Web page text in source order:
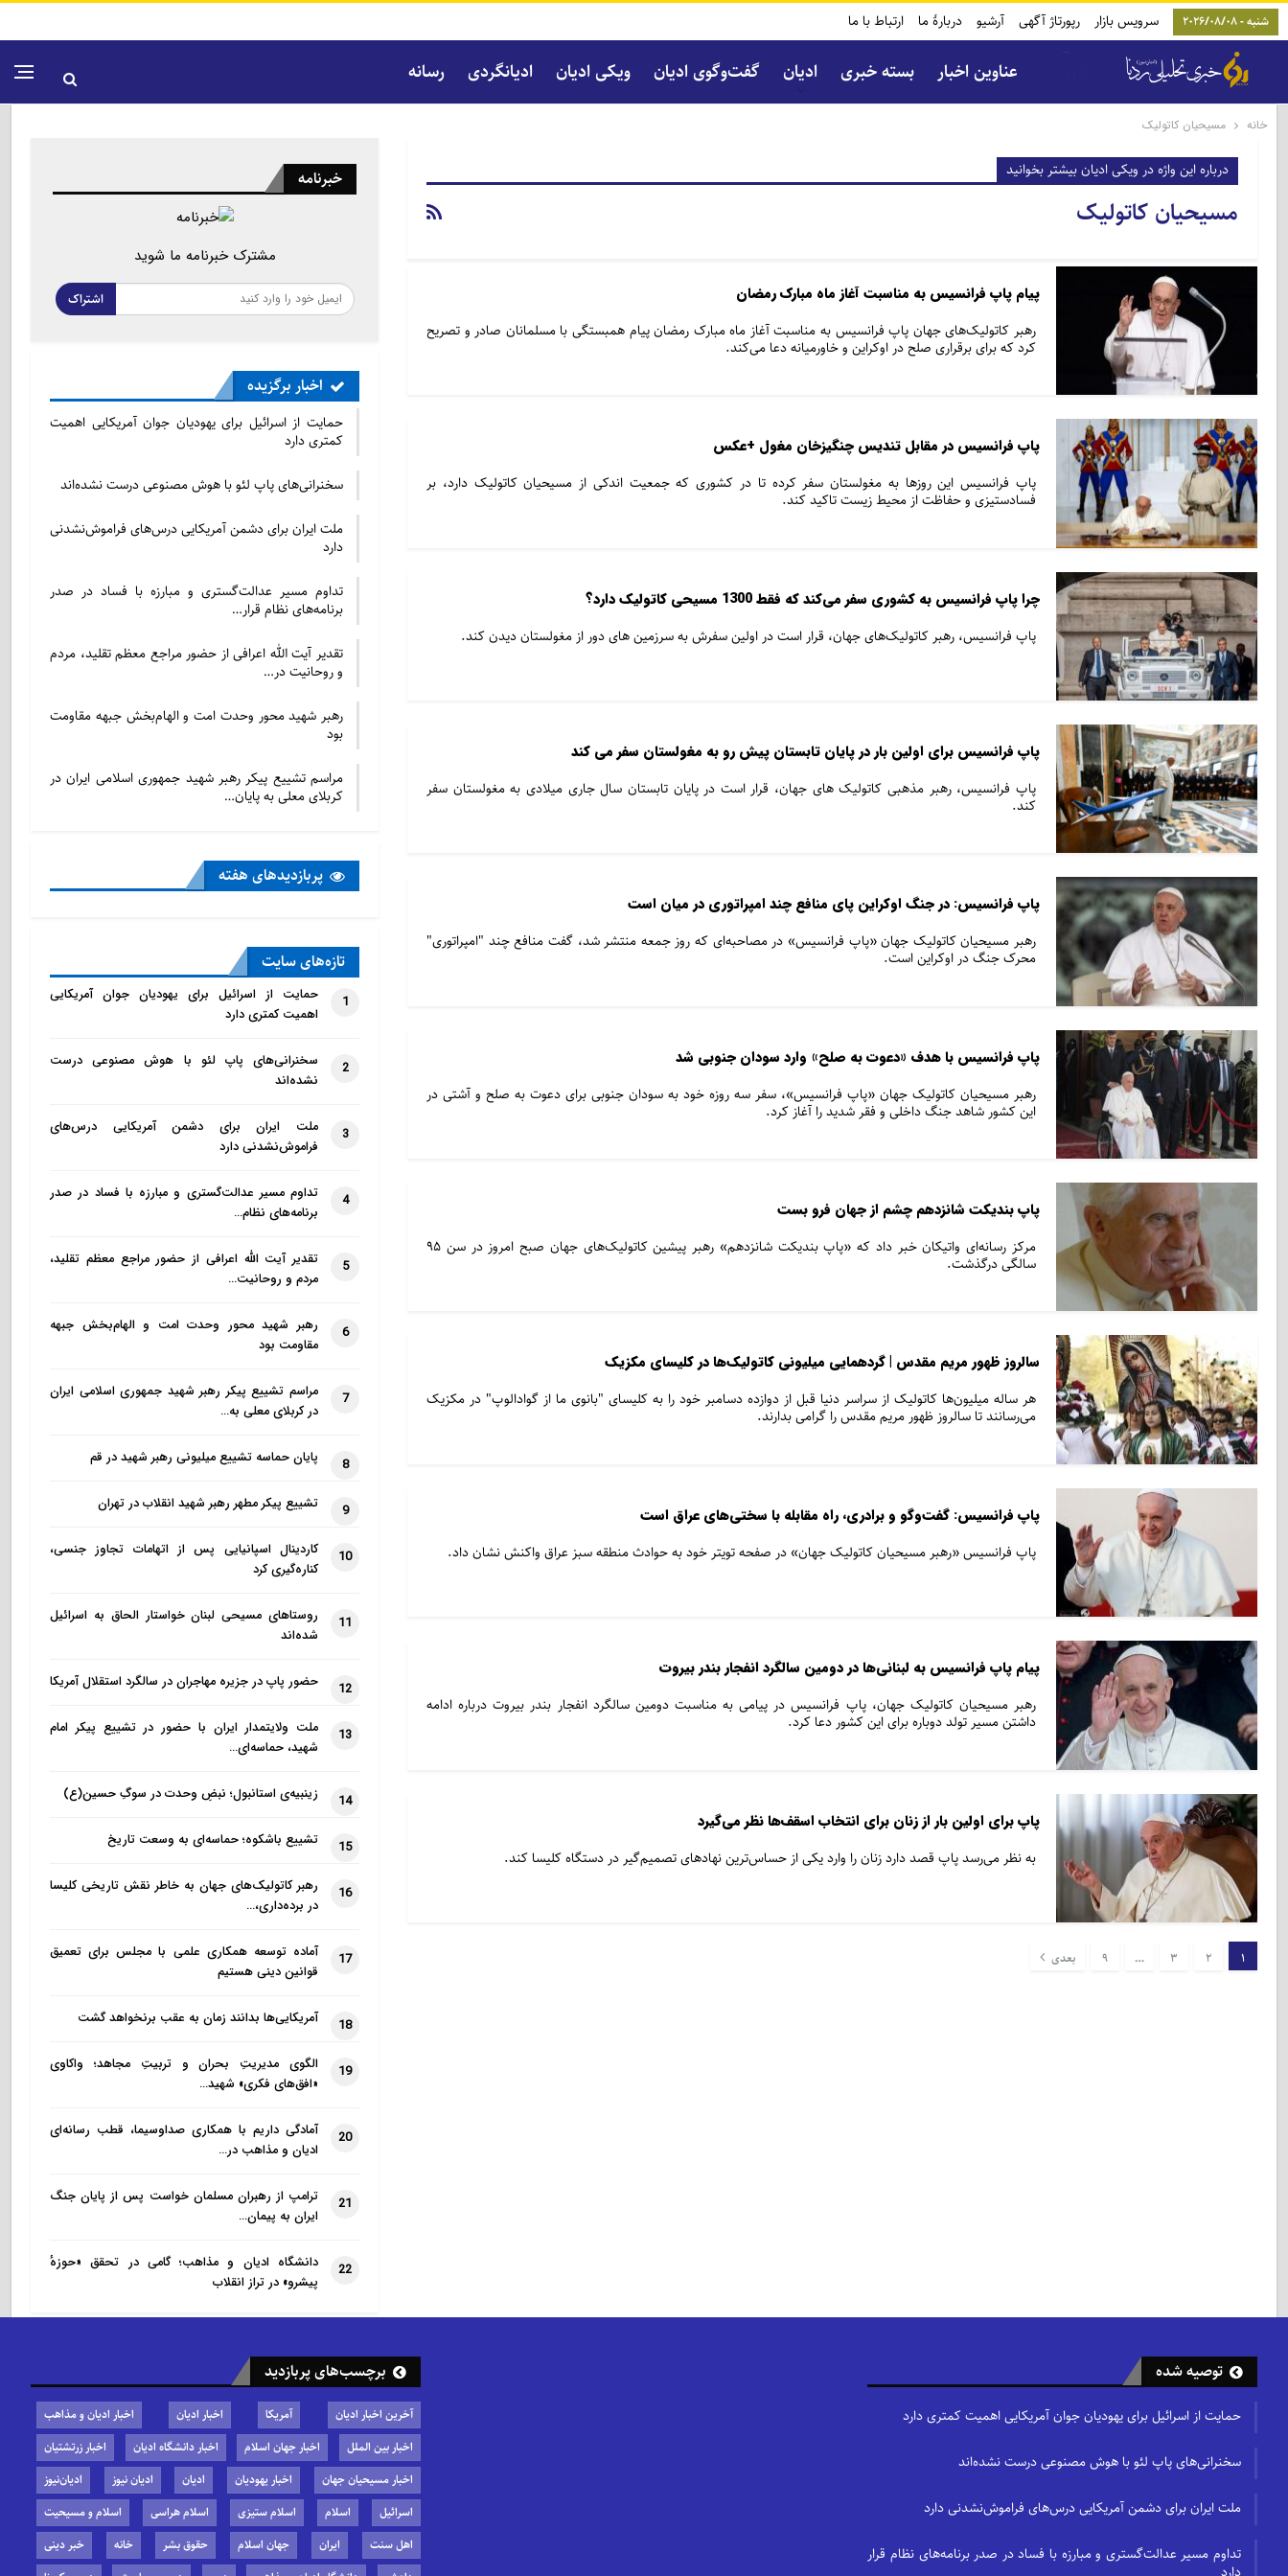
شنبه - 2026/08/08 سرویس بازار رپورتاژ آگهی آرشیو دربارۀ ما ارتباط با ما
عناوین اخبار بسته خبری ادیان گفت‌و‌گوی ادیان ویکی ادیان ادیانگردی رسانه
خانه مسیحیان کاتولیک
درباره این واژه در ویکی ادیان بیشتر بخوانید
مسیحیان کاتولیک
پیام پاپ فرانسیس به مناسبت آغاز ماه مبارک رمضان
رهبر کاتولیک‌های جهان پاپ فرانسیس به مناسبت آغاز ماه مبارک رمضان پیام همبستگی با مسلمانان صادر و تصریح
کرد که برای برقراری صلح در اوکراین و خاورمیانه دعا می‌کند.
پاپ فرانسیس در مقابل تندیس چنگیزخان مغول +عکس
پاپ فرانسیس این روزها به مغولستان سفر کرده تا در کشوری که جمعیت اندکی از مسیحیان کاتولیک دارد، بر
فسادستیزی و حفاظت از محیط زیست تاکید کند.
چرا پاپ فرانسیس به کشوری سفر می‌کند که فقط 1300 مسیحی کاتولیک دارد؟
پاپ فرانسیس، رهبر کاتولیک‌های جهان، قرار است در اولین سفرش به سرزمین های دور از مغولستان دیدن کند.
پاپ فرانسیس برای اولین بار در پایان تابستان پیش رو به مغولستان سفر می کند
پاپ فرانسیس، رهبر مذهبی کاتولیک های جهان، قرار است در پایان تابستان سال جاری میلادی به مغولستان سفر
کند.
پاپ فرانسیس: در جنگ اوکراین پای منافع چند امپراتوری در میان است
رهبر مسیحیان کاتولیک جهان «پاپ فرانسیس» در مصاحبه‌ای که روز جمعه منتشر شد، گفت منافع چند "امپراتوری"
محرک جنگ در اوکراین است.
پاپ فرانسیس با هدف «دعوت به صلح» وارد سودان جنوبی شد
رهبر مسیحیان کاتولیک جهان «پاپ فرانسیس»، سفر سه روزه خود به سودان جنوبی برای دعوت به صلح و آشتی در
این کشور شاهد جنگ داخلی و فقر شدید را آغاز کرد.
پاپ بندیکت شانزدهم چشم از جهان فرو بست
مرکز رسانه‌ای واتیکان خبر داد که «پاپ بندیکت شانزدهم» رهبر پیشین کاتولیک‌های جهان صبح امروز در سن ۹۵
سالگی درگذشت.
سالروز ظهور مریم مقدس | گردهمایی میلیونی کاتولیک‌ها در کلیسای مکزیک
هر ساله میلیون‌ها کاتولیک از سراسر دنیا قبل از دوازده دسامبر خود را به کلیسای "بانوی ما از گوادالوپ" در مکزیک
می‌رسانند تا سالروز ظهور مریم مقدس را گرامی بدارند.
پاپ فرانسیس: گفت‌وگو و برادری، راه مقابله با سختی‌های عراق است
پاپ فرانسیس «رهبر مسیحیان کاتولیک جهان» در صفحه تویتر خود به حوادث منطقه سبز عراق واکنش نشان داد.
پیام پاپ فرانسیس به لبنانی‌ها در دومین سالگرد انفجار بندر بیروت
رهبر مسیحیان کاتولیک جهان، پاپ فرانسیس در پیامی به مناسبت دومین سالگرد انفجار بندر بیروت درباره ادامه
داشتن مسیر تولد دوباره برای این کشور دعا کرد.
پاپ برای اولین بار از زنان برای انتخاب اسقف‌ها نظر می‌گیرد
به نظر می‌رسد پاپ قصد دارد زنان را وارد یکی از حساس‌ترین نهادهای تصمیم‌گیر در دستگاه کلیسا کند.
1
2
3
…
9 بعدی
خبرنامه
مشترک خبرنامه ما شوید
اشتراک
اخبار برگزیده
حمایت از اسرائیل برای یهودیان جوان آمریکایی اهمیت
کمتری دارد
سخنرانی‌های پاپ لئو با هوش مصنوعی درست نشده‌اند
ملت ایران برای دشمن آمریکایی درس‌های فراموش‌نشدنی
دارد
تداوم مسیر عدالت‌گستری و مبارزه با فساد در صدر
برنامه‌های نظام قرار…
تقدیر آیت الله اعرافی از حضور مراجع معظم تقلید، مردم
و روحانیت در…
رهبر شهید محور وحدت امت و الهام‌بخش جبهه مقاومت
بود
مراسم تشییع پیکر رهبر شهید جمهوری اسلامی ایران در
کربلای معلی به پایان…
پربازدید‌های هفته
تازه‌‌های سایت
1
حمایت از اسرائیل برای یهودیان جوان آمریکایی
اهمیت کمتری دارد
2
سخنرانی‌های پاپ لئو با هوش مصنوعی درست
نشده‌اند
3
ملت ایران برای دشمن آمریکایی درس‌های
فراموش‌نشدنی دارد
4
تداوم مسیر عدالت‌گستری و مبارزه با فساد در صدر
برنامه‌های نظام…
5
تقدیر آیت الله اعرافی از حضور مراجع معظم تقلید،
مردم و روحانیت…
6
رهبر شهید محور وحدت امت و الهام‌بخش جبهه
مقاومت بود
7
مراسم تشییع پیکر رهبر شهید جمهوری اسلامی ایران
در کربلای معلی به…
8 پایان حماسه تشییع میلیونی رهبر شهید در قم
9 تشییع پیکر مطهر رهبر شهید انقلاب در تهران
10
کاردینال اسپانیایی پس از اتهامات تجاوز جنسی،
کناره‌گیری کرد
11
روستاهای مسیحی لبنان خواستار الحاق به اسرائیل
شده‌اند
12 حضور پاپ در جزیره مهاجران در سالگرد استقلال آمریکا
13
ملت ولایتمدار ایران با حضور در تشییع پیکر امام
شهید، حماسه‌ای…
14 زینبیه‌ی استانبول؛ نبضِ وحدت در سوگِ حسین(ع)
15 تشییع باشکوه؛ حماسه‌ای به وسعت تاریخ
16
رهبر کاتولیک‌های جهان به خاطر نقش تاریخی کلیسا
در برده‌داری،…
17
آماده توسعه همکاری علمی با مجلس برای تعمیق
قوانین دینی هستیم
18 آمریکایی‌ها بدانند زمان به عقب برنخواهد گشت
19
الگوی مدیریتِ بحران و تربیتِ مجاهد؛ واکاوی
«افق‌های فکری» شهید…
20
آمادگی داریم با همکاری صداوسیما، قطب رسانه‌ای
ادیان و مذاهب در…
21
ترامپ از رهبران مسلمان خواست پس از پایان جنگ
ایران به پیمان…
22
دانشگاه ادیان و مذاهب؛ گامی در تحقق «حوزهٔ
پیشرو» در تراز انقلاب
توصیه شده
حمایت از اسرائیل برای یهودیان جوان آمریکایی اهمیت کمتری دارد
سخنرانی‌های پاپ لئو با هوش مصنوعی درست نشده‌اند
ملت ایران برای دشمن آمریکایی درس‌های فراموش‌نشدنی دارد
تداوم مسیر عدالت‌گستری و مبارزه با فساد در صدر برنامه‌های نظام قرار
برچسب‌های پربازدید
آخرین اخبار ادیان آمریکا اخبار ادیان
اخبار ادیان و مذاهب
اخبار بین الملل
اخبار جهان اسلام اخبار دانشگاه ادیان
اخبار زرتشتیان
اخبار مسیحیان جهان
اخبار یهودیان ادیان ادیان نیوز
ادیان‌نیوز
اسرائیل
اسلام اسلام ستیزی اسلام هراسی
اسلام و مسیحیت
اهل سنت
ایران جهان اسلام حقوق بشر خانه
خبر دینی